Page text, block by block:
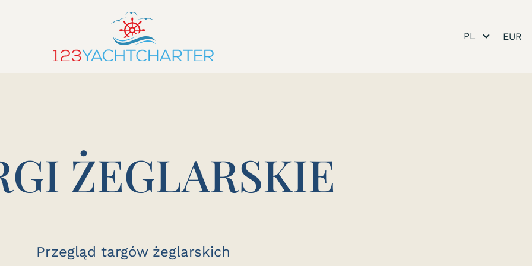
PL
ŻEGLARSKIE
Przegląd targów żeglarskich